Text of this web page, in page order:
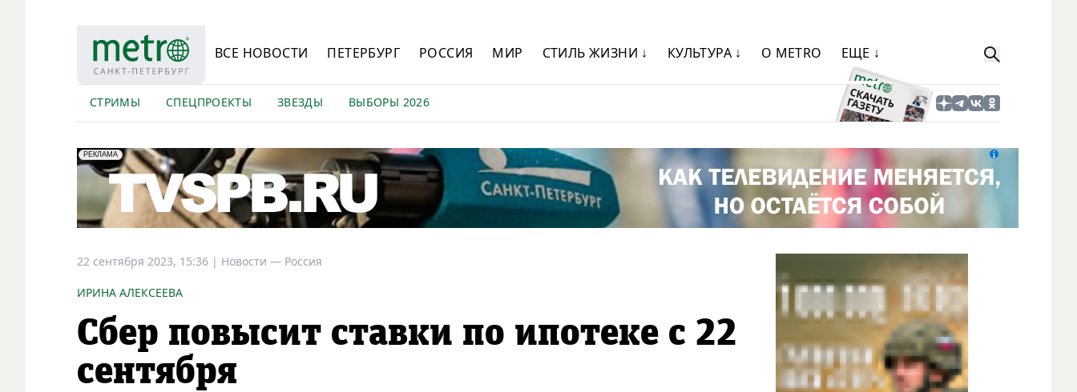
ВСЕ НОВОСТИ ПЕТЕРБУРГ РОССИЯ МИР СТИЛЬ ЖИЗНИ ↓ КУЛЬТУРА ↓ О METRO ЕЩЕ ↓
СТРИМЫ СПЕЦПРОЕКТЫ ЗВЕЗДЫ ВЫБОРЫ 2026
erid: LdtCK5Efv
РЕКЛАМА
АО "ГАТР", ИНН: 7841320717
22 сентября 2023, 15:36 | Новости — Россия
ИРИНА АЛЕКСЕЕВА
Сбер повысит ставки по ипотеке с 22
сентября